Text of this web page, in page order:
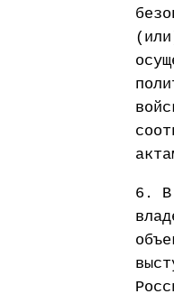
6. В